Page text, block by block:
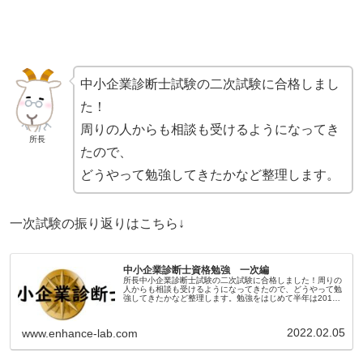
所長
中小企業診断士試験の二次試験に合格しまし
た！
周りの人からも相談も受けるようになってき
たので、
どうやって勉強してきたかなど整理します。
一次試験の振り返りはこちら↓
中小企業診断士資格勉強 一次編
所長中小企業診断士試験の二次試験に合格しました！周りの
人からも相談も受けるようになってきたので、どうやって勉
強してきたかなど整理します。勉強をはじめて半年は2019
www.enhance-lab.com 2022.02.05